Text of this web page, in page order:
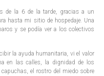
de la 6 de la tarde, gracias a un
hasta mi sitio de hospedaje. Una
y se podía ver a los colectivos
la ayuda humanitaria, vi el valor
en las calles, la dignidad de los
el rostro del miedo sobre